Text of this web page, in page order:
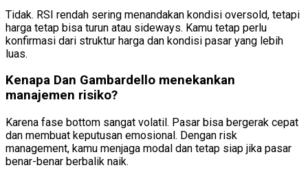
Tidak. RSI rendah sering menandakan kondisi oversold, tetapi
harga tetap bisa turun atau sideways. Kamu tetap perlu
konfirmasi dari struktur harga dan kondisi pasar yang lebih
luas.
Kenapa Dan Gambardello menekankan
manajemen risiko?
Karena fase bottom sangat volatil. Pasar bisa bergerak cepat
dan membuat keputusan emosional. Dengan risk
management, kamu menjaga modal dan tetap siap jika pasar
benar-benar berbalik naik.